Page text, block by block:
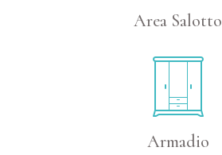
Area Salotto
Armadio